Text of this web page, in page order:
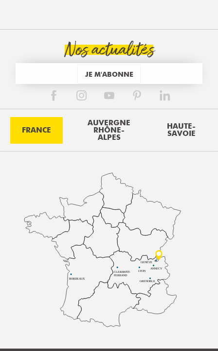
Nos actualités
JE M'ABONNE
FRANCE
AUVERGNE
RHÔNE-
ALPES
HAUTE-
SAVOIE
BORDEAUX
CLERMONT-
FERRAND
LYON
ANNECY
GRENOBLE
GENÈVE